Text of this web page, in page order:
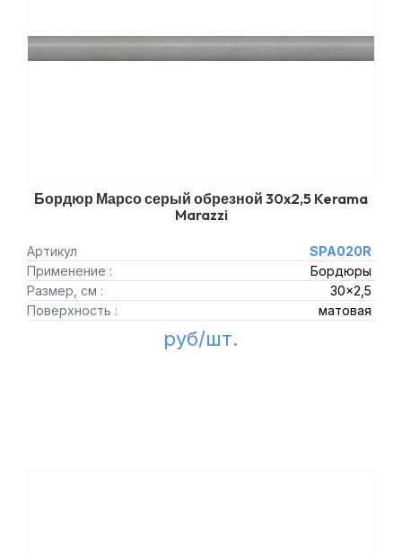
Бордюр Марсо серый обрезной 30x2,5 Kerama
Marazzi
Артикул
SPA020R
Применение :
Бордюры
Размер, см :
30x2,5
Поверхность :
матовая
руб/шт.